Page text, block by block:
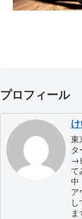
プロフィール
東
→
中
ア
し